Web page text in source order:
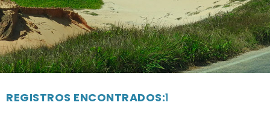
REGISTROS ENCONTRADOS:1